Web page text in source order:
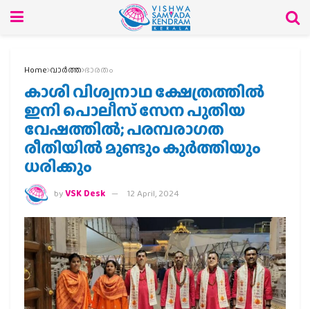
Home വാര്‍ത്ത ഭാരതം
കാശി വിശ്വനാഥ ക്ഷേത്രത്തിൽ
ഇനി പൊലീസ് സേന പുതിയ
വേഷത്തിൽ; പരമ്പരാഗത
രീതിയിൽ മുണ്ടും കുർത്തിയും
ധരിക്കും
byVSK Desk 12 April, 2024